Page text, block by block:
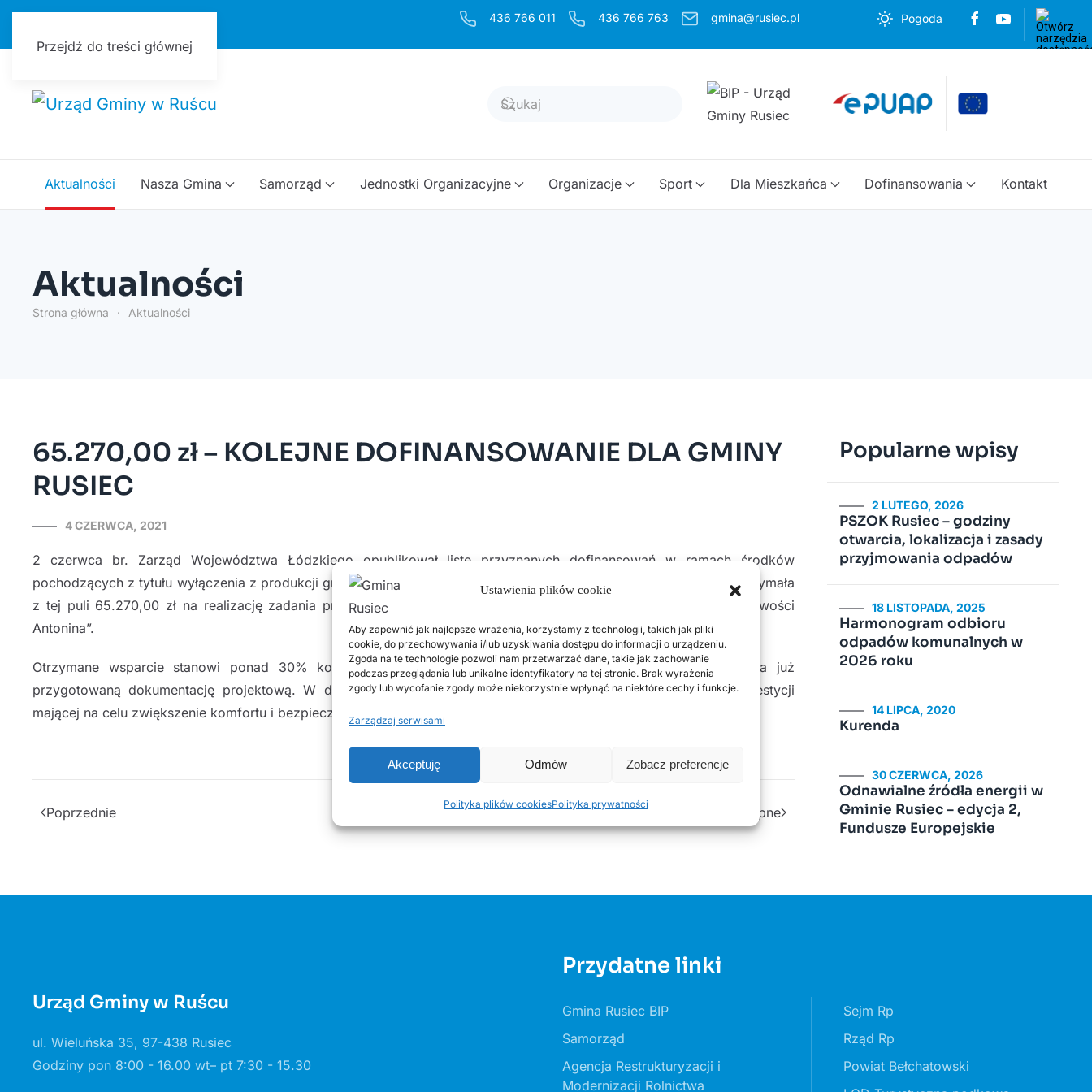
Ustawienia plików cookie
Aby zapewnić jak najlepsze wrażenia, korzystamy z technologii, takich jak pliki
cookie, do przechowywania i/lub uzyskiwania dostępu do informacji o urządzeniu.
Zgoda na te technologie pozwoli nam przetwarzać dane, takie jak zachowanie
podczas przeglądania lub unikalne identyfikatory na tej stronie. Brak wyrażenia
zgody lub wycofanie zgody może niekorzystnie wpłynąć na niektóre cechy i funkcje.
Zarządzaj serwisami
Akceptuję Odmów Zobacz preferencje
Polityka plików cookiesPolityka prywatności
Przejdź do treści głównej
436 766 011 436 766 763 gmina@rusiec.pl Pogoda
Aktualności Nasza Gmina Samorząd Jednostki Organizacyjne Organizacje Sport Dla Mieszkańca Dofinansowania Kontakt
Aktualności
Strona główna Aktualności
65.270,00 zł – KOLEJNE DOFINANSOWANIE DLA GMINY
RUSIEC
4 CZERWCA, 2021
2 czerwca br. Zarząd Województwa Łódzkiego opublikował listę przyznanych dofinansowań w ramach środków
pochodzących z tytułu wyłączenia z produkcji gruntów rolnych na łączną kwotę 22.758.234,00 zł. Gmina Rusiec otrzymała
z tej puli 65.270,00 zł na realizację zadania pn.: „Modernizacja drogi dojazdowej do gruntów rolnych w miejscowości
Antonina”.
Otrzymane wsparcie stanowi ponad 30% kosztów realizacji przedsięwzięcia, na które Gmina Rusiec posiada już
przygotowaną dokumentację projektową. W drugiej połowie roku planowana jest realizacja przedmiotowej inwestycji
mającej na celu zwiększenie komfortu i bezpieczeństwa mieszkańców naszej gminy.
Poprzednie Następne
Popularne wpisy
2 LUTEGO, 2026
PSZOK Rusiec – godziny
otwarcia, lokalizacja i zasady
przyjmowania odpadów
18 LISTOPADA, 2025
Harmonogram odbioru
odpadów komunalnych w
2026 roku
14 LIPCA, 2020
Kurenda
30 CZERWCA, 2026
Odnawialne źródła energii w
Gminie Rusiec – edycja 2,
Fundusze Europejskie
Urząd Gminy w Ruścu
ul. Wieluńska 35, 97-438 Rusiec
Godziny pon 8:00 - 16.00 wt– pt 7:30 - 15.30
Przydatne linki
Gmina Rusiec BIP
Samorząd
Agencja Restrukturyzacji i
Modernizacji Rolnictwa
Sejm Rp
Rząd Rp
Powiat Bełchatowski